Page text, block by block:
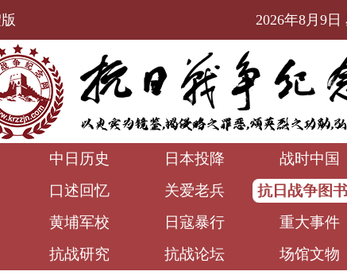
2026年8月9日
中日历史 日本投降 战时中国
口述回忆 关爱老兵 抗日战争图
黄埔军校 日寇暴行 重大事件
抗战研究 抗战论坛 场馆文物